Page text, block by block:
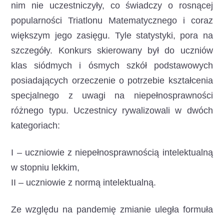
nim nie uczestniczyły, co świadczy o rosnącej
popularności Triatlonu Matematycznego i coraz
większym jego zasięgu. Tyle statystyki, pora na
szczegóły. Konkurs skierowany był do uczniów
klas siódmych i ósmych szkół podstawowych
posiadających orzeczenie o potrzebie kształcenia
specjalnego z uwagi na niepełnosprawności
różnego typu. Uczestnicy rywalizowali w dwóch
kategoriach:
I – uczniowie z niepełnosprawnością intelektualną
w stopniu lekkim,
II – uczniowie z normą intelektualną.
Ze względu na pandemię zmianie uległa formuła